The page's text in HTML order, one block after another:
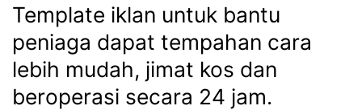
Template iklan untuk bantu
peniaga dapat tempahan cara
lebih mudah, jimat kos dan
beroperasi secara 24 jam.